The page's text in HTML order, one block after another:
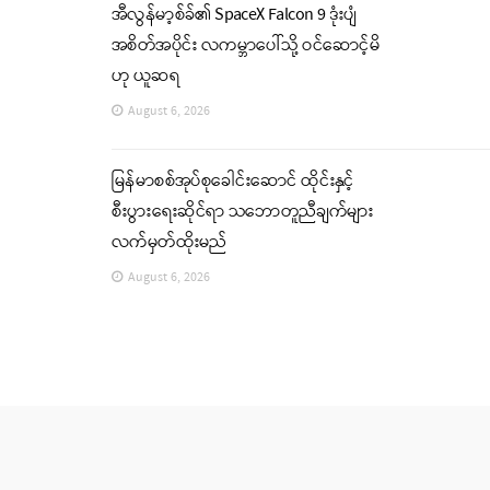
အီလွန်မာ့စ်ခ်၏ SpaceX Falcon 9 ဒုံးပျံ
အစိတ်အပိုင်း လကမ္ဘာပေါ်သို့ ဝင်ဆောင့်မိ
ဟု ယူဆရ
August 6, 2026
မြန်မာစစ်အုပ်စုခေါင်းဆောင် ထိုင်းနှင့်
စီးပွားရေးဆိုင်ရာ သဘောတူညီချက်များ
လက်မှတ်ထိုးမည်
August 6, 2026